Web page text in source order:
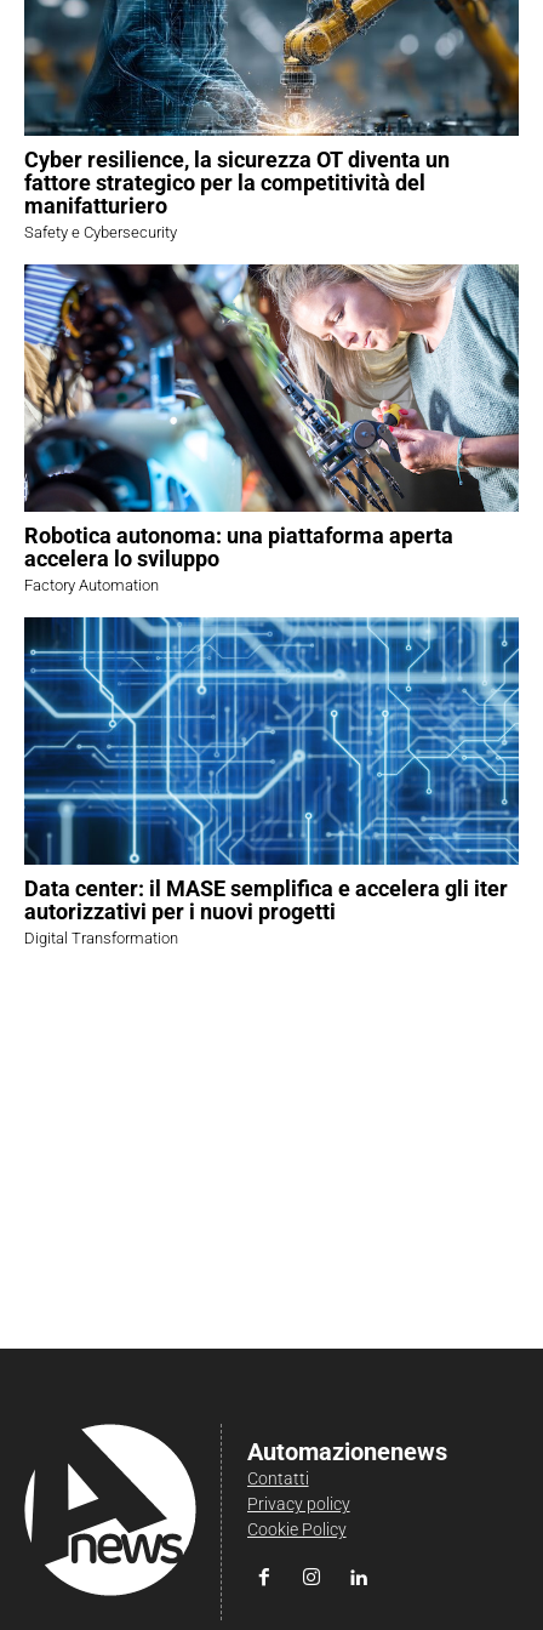
Cyber resilience, la sicurezza OT diventa un
fattore strategico per la competitività del
manifatturiero
Safety e Cybersecurity
Robotica autonoma: una piattaforma aperta
accelera lo sviluppo
Factory Automation
Data center: il MASE semplifica e accelera gli iter
autorizzativi per i nuovi progetti
Digital Transformation
Automazionenews
Contatti
Privacy policy
Cookie Policy